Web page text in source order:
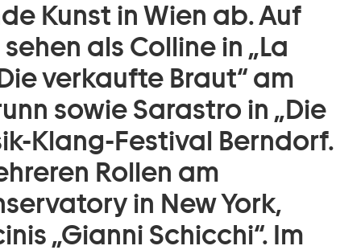
Kunst in Wien ab. Auf
als Colline in „La
verkaufte Braut“ am
sowie Sarastro in „Die
Klang-Festival Berndorf.
Rollen am
in New York,
„Gianni Schicchi“. Im